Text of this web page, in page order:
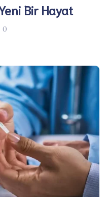
Bir Hayat
0